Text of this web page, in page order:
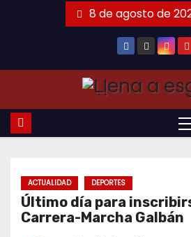
8 de agosto de
ACTUALIDAD DEPORTES
Último día para
Carrera-Marcha Galbán